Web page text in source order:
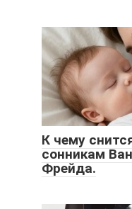
К чему
сонникам
Фрейда.